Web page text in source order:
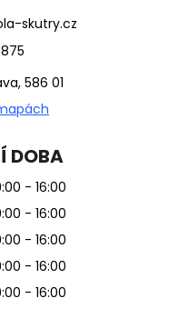
skutry.cz
586 01
DOBA
- 16:00
- 16:00
- 16:00
- 16:00
- 16:00